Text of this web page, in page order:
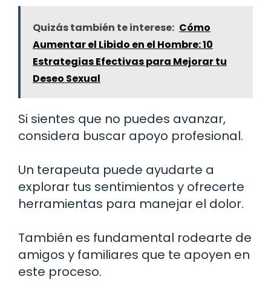
Quizás también te interese: Cómo
Aumentar el Libido en el Hombre: 10
Estrategias Efectivas para Mejorar tu
Deseo Sexual
Si sientes que no puedes avanzar,
considera buscar apoyo profesional.
Un terapeuta puede ayudarte a
explorar tus sentimientos y ofrecerte
herramientas para manejar el dolor.
También es fundamental rodearte de
amigos y familiares que te apoyen en
este proceso.